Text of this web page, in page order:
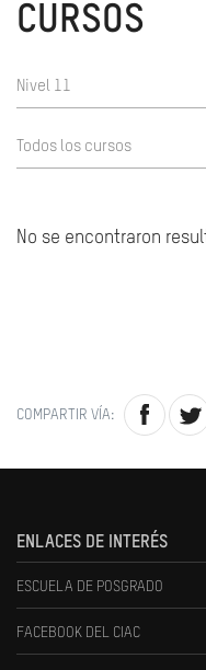
CURSOS
Nivel 11
Todos los cursos
No se encontraron
COMPARTIR VÍA:
ENLACES DE INTERÉS
ESCUELA DE POSGRADO
FACEBOOK DEL CIAC